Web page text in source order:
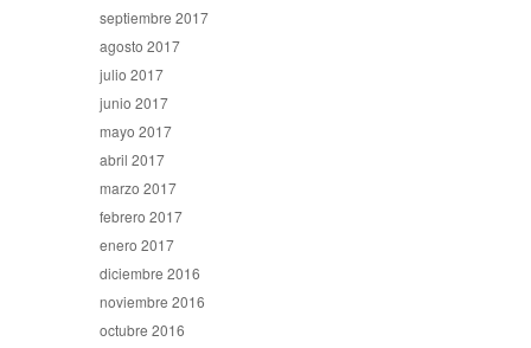
septiembre 2017
agosto 2017
julio 2017
junio 2017
mayo 2017
abril 2017
marzo 2017
febrero 2017
enero 2017
diciembre 2016
noviembre 2016
octubre 2016